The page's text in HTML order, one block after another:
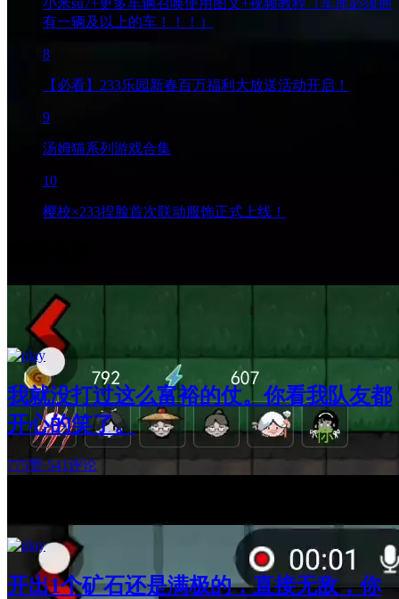
有一辆及以上的车！！！）
8
【必看】233乐园新春百万福利大放送活动开启！
9
汤姆猫系列游戏合集
10
樱校×233捏脸首次联动服饰正式上线！
我就没打过这么富裕的仗。你看我队友都
开心的笑了。
775赞·541评论
开出1个矿石还是满极的，直接无敌，你